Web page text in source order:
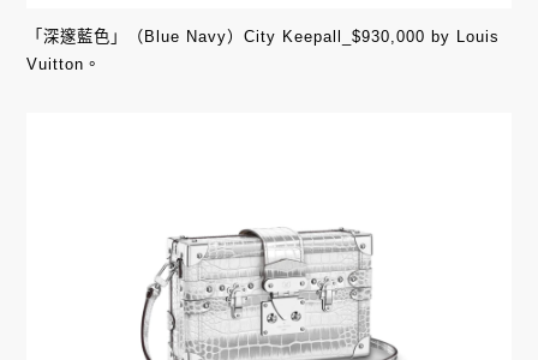
「深邃藍色」（Blue Navy）City Keepall_$930,000 by Louis
Vuitton。